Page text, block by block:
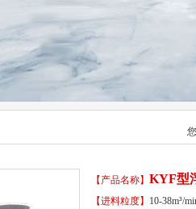
【产品名称】 KYF型
【进料粒度】 10-38m³/